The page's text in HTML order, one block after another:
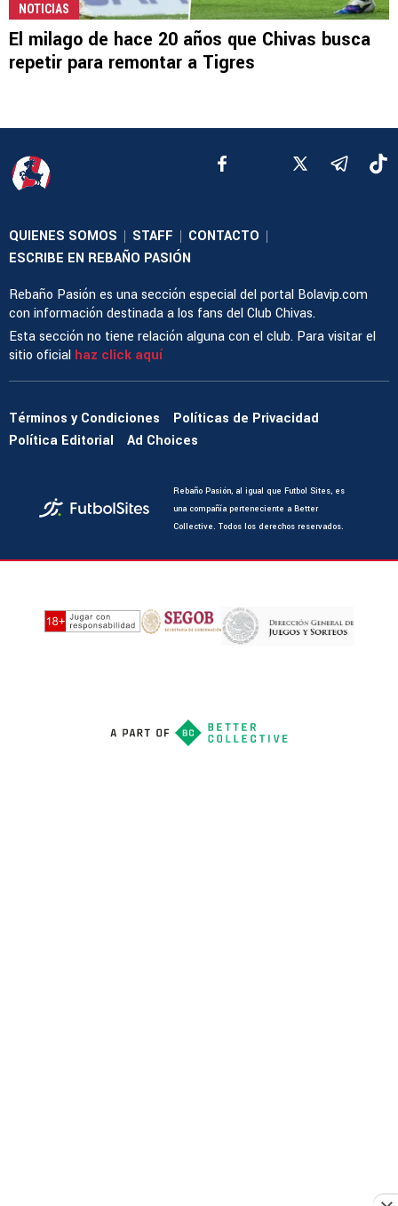
NOTICIAS
El milago de hace 20 años que Chivas busca
repetir para remontar a Tigres
QUIENES SOMOS | STAFF | CONTACTO |
ESCRIBE EN REBAÑO PASIÓN
Rebaño Pasión es una sección especial del portal Bolavip.com
con información destinada a los fans del Club Chivas.
Esta sección no tiene relación alguna con el club. Para visitar el
sitio oficial haz click aquí
Términos y Condiciones
Políticas de Privacidad
Política Editorial
Ad Choices
Rebaño Pasión, al igual que Futbol Sites, es
una compañía perteneciente a Better
Collective. Todos los derechos reservados.